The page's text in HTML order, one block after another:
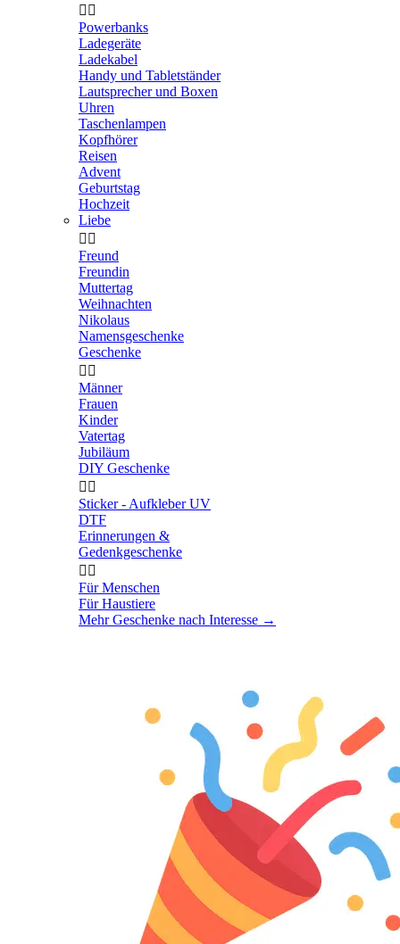
 
Powerbanks
Ladegeräte
Ladekabel
Handy und Tabletständer
Lautsprecher und Boxen
Uhren
Taschenlampen
Kopfhörer
Reisen
Advent
Geburtstag
Hochzeit
Liebe
 
Freund
Freundin
Muttertag
Weihnachten
Nikolaus
Namensgeschenke
Geschenke
 
Männer
Frauen
Kinder
Vatertag
Jubiläum
DIY Geschenke
 
Sticker - Aufkleber UV
DTF
Erinnerungen &
Gedenkgeschenke
 
Für Menschen
Für Haustiere
Mehr Geschenke nach Interesse →